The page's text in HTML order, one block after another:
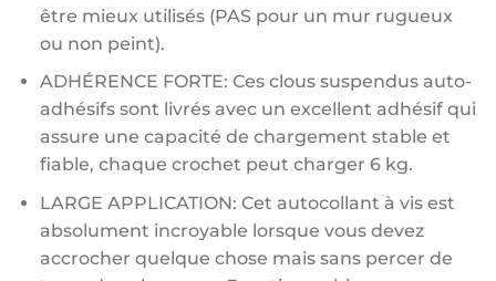
être mieux utilisés (PAS pour un mur rugueux
ou non peint).
ADHÉRENCE FORTE: Ces clous suspendus auto-
adhésifs sont livrés avec un excellent adhésif qui
assure une capacité de chargement stable et
fiable, chaque crochet peut charger 6 kg.
LARGE APPLICATION: Cet autocollant à vis est
absolument incroyable lorsque vous devez
accrocher quelque chose mais sans percer de